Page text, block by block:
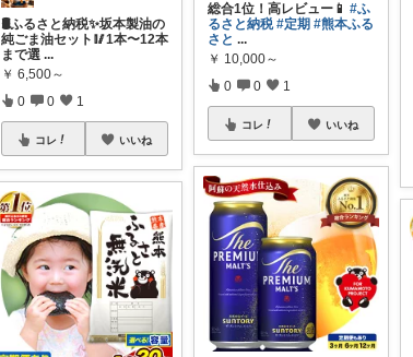
🛢️ふるさと納税✨坂本製油の
純ごま油セット🥢1本〜12本
まで選 ...
￥ 6,500～
0 0 1
コレ いいね
総合1位！高レビュー📱#ふ
るさと納税 #定期 #熊本ふる
さと ...
￥ 10,000～
0 0 1
コレ いいね